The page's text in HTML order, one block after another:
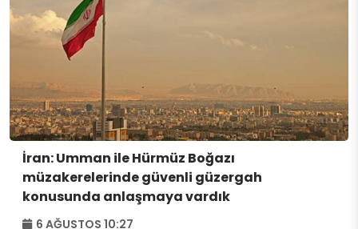
İran: Umman ile Hürmüz Boğazı
müzakerelerinde güvenli güzergah
konusunda anlaşmaya vardık
6 AĞUSTOS 10:27